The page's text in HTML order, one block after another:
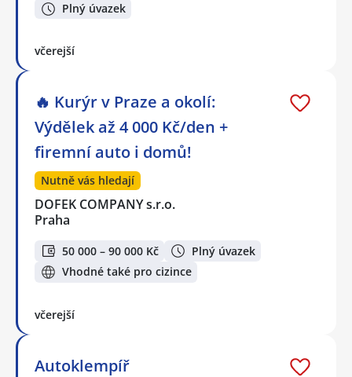
Plný úvazek
včerejší
🔥 Kurýr v Praze a okolí:
Výdělek až 4 000 Kč/den +
firemní auto i domů!
Nutně vás hledají
DOFEK COMPANY s.r.o.
Praha
50 000 – 90 000 Kč
Plný úvazek
Vhodné také pro cizince
včerejší
Autoklempíř